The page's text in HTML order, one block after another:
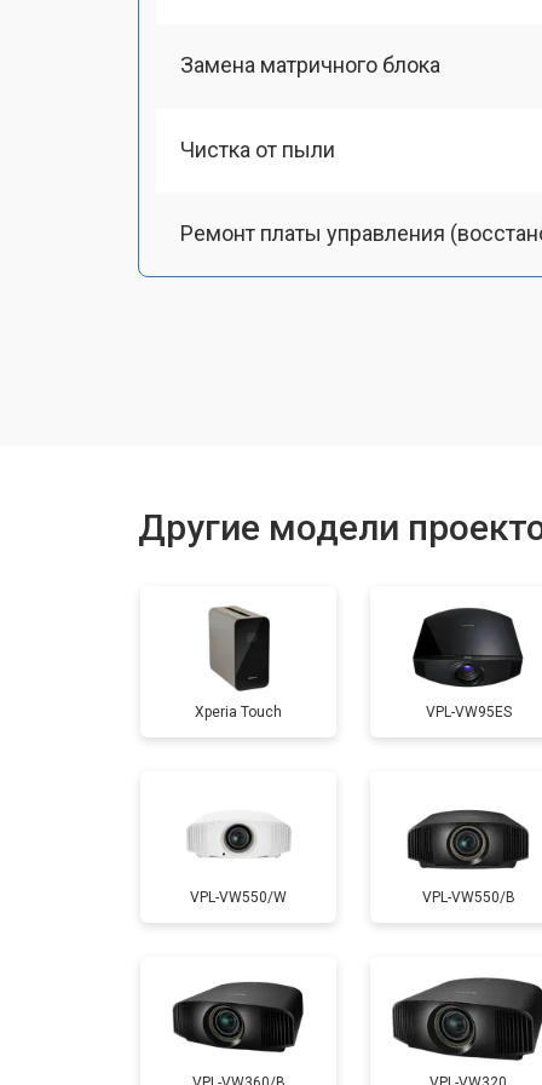
Замена матричного блока
Чистка от пыли
Ремонт платы управления
Ремонт блока питания
Замена блока розжига
Другие модели
Xperia Touch VPL-VW95ES
VPL-VW550/W VPL-VW550/B